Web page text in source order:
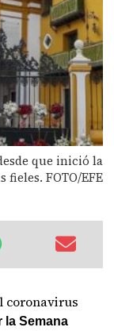
que inició la
FOTO/EFE
coronavirus
la Semana